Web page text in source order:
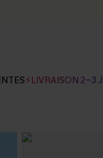
⚡LIVRAISON 2-3 J